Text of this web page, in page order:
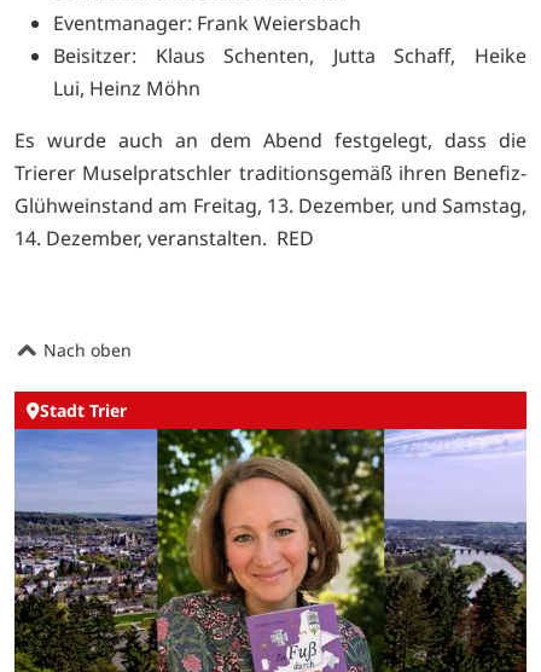
Eventmanager: Frank Weiersbach
Beisitzer: Klaus Schenten, Jutta Schaff, Heike
Lui, Heinz Möhn
Es wurde auch an dem Abend festgelegt, dass die
Trierer Muselpratschler traditionsgemäß ihren Benefiz-
Glühweinstand am Freitag, 13. Dezember, und Samstag,
14. Dezember, veranstalten. RED
Nach oben
Stadt Trier